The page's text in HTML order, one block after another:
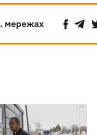
мережах